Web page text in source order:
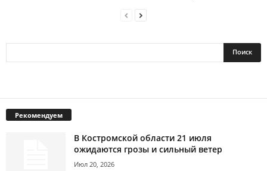
Рекомендуем
В Костромской области 21 июля
ожидаются грозы и сильный ветер
Июл 20, 2026